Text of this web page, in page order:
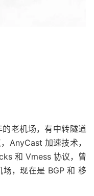
老机场，有中转隧道
AnyCast 加速技术，
和 Vmess 协议，曾
，现在是 BGP 和 移